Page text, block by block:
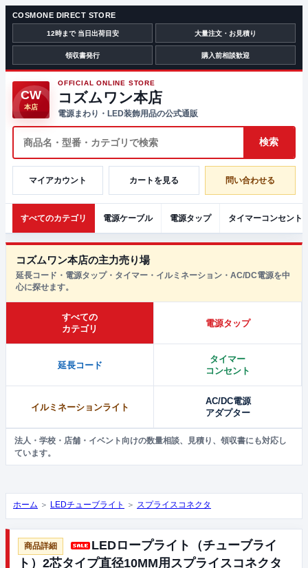
COSMONE DIRECT STORE
12時まで 当日出荷目安 大量注文・お見積り
領収書発行 購入前相談歓迎
CW
本店
OFFICIAL ONLINE STORE
コズムワン本店
電源まわり・LED装飾用品の公式通販
マイアカウント カートを見る 問い合わせる
すべてのカテゴリ 電源ケーブル 電源タップ タイマーコンセント
コズムワン本店の主力売り場
延長コード・電源タップ・タイマー・イルミネーション・AC/DC電源を中
心に探せます。
すべての
カテゴリ
電源タップ
延長コード
タイマー
コンセント
イルミネーションライト
AC/DC電源
アダプター
法人・学校・店舗・イベント向けの数量相談、見積り、領収書にも対応し
ています。
ホーム ＞ LEDチューブライト ＞ スプライスコネクタ
LEDロープライト（チューブライ
ト）2芯タイプ直径10MM用スプライスコネクタ